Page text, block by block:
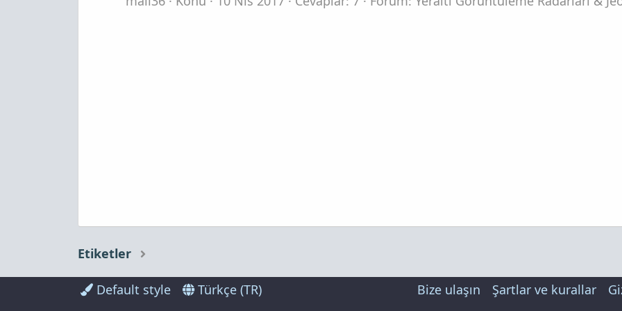
Etiketler
Default style Türkçe (TR) Bize ulaşın Şartlar ve kurallar